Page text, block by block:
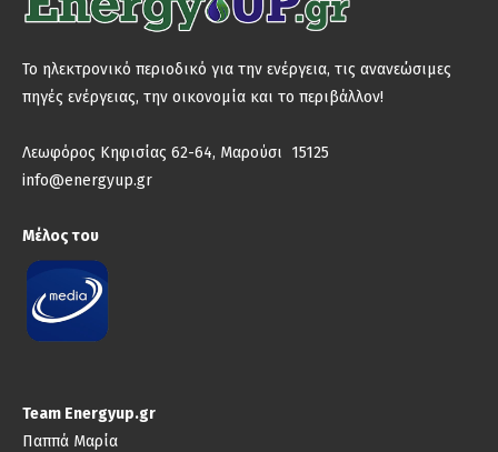
Το ηλεκτρονικό περιοδικό για την ενέργεια, τις ανανεώσιμες
πηγές ενέργειας, την οικονομία και το περιβάλλον!
Λεωφόρος Κηφισίας 62-64, Μαρούσι 15125
info@energyup.gr
Μέλος του
Team Energyup.gr
Παππά Μαρία